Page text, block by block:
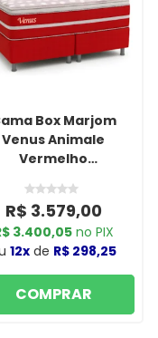
Box Marjom
Venus Animale
Vermelho
R$ 3.579,00
3.400,05no PIX
12x de R$ 298,25
COMPRAR